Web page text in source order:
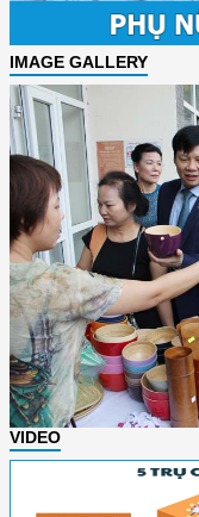
IMAGE GALLERY
VIDEO